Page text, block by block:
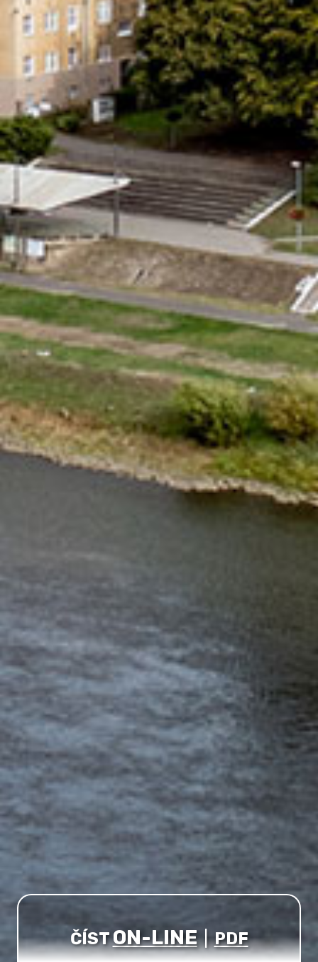
ČÍSTON-LINE | PDF